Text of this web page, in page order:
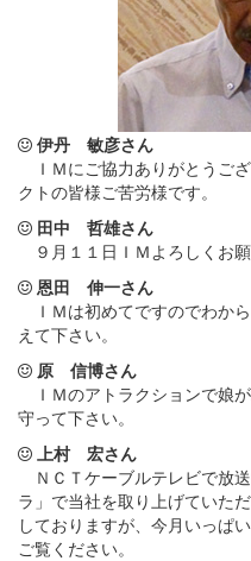
伊丹 敏彦さん
ＩＭにご協力ありがとうご
クトの皆様ご苦労様です。
田中 哲雄さん
９月１１日ＩＭよろしくお願
恩田 伸一さん
ＩＭは初めてですのでわか
えて下さい。
原 信博さん
ＩＭのアトラクションで娘
守って下さい。
上村 宏さん
ＮＣＴケーブルテレビで放
ラ」で当社を取り上げていた
しておりますが、今月いっぱ
ご覧ください。